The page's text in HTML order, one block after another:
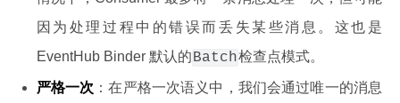
因为处理过程中的错误而丢失某些消息。这也是
EventHub Binder 默认的Batch检查点模式。
严格一次 ：在严格一次语义中，我们会通过唯一的消息